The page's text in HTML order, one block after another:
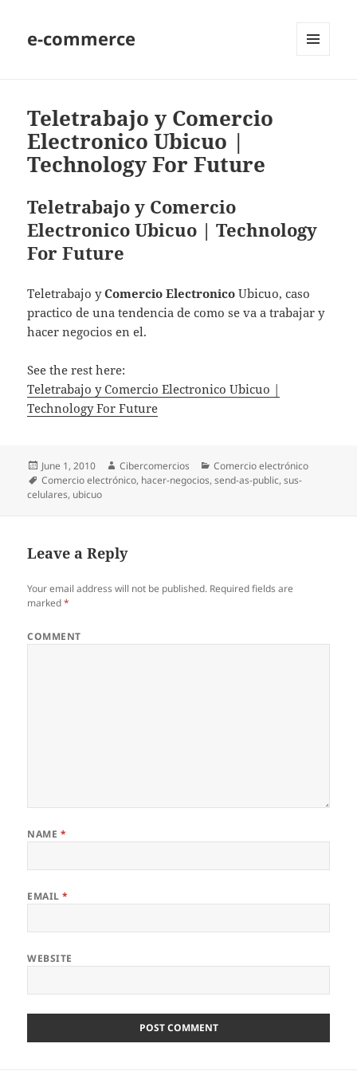
e-commerce
Teletrabajo y Comercio
Electronico Ubicuo |
Technology For Future
Teletrabajo y Comercio
Electronico Ubicuo | Technology
For Future
Teletrabajo yComercio Electronico Ubicuo, caso
practico de una tendencia de como se va a trabajar y
hacer negocios en el.
See the rest here:
Teletrabajo y Comercio Electronico Ubicuo |
Technology For Future
Posted
on
June 1, 2010 Author
Cibercomercios Categories
Comercio electrónico
Tags
Comercio electrónico, hacer-negocios,send-as-public,sus-
celulares, ubicuo
Leave a Reply
Your email address will not be published. Required fields are
marked*
COMMENT
NAME *
EMAIL*
WEBSITE